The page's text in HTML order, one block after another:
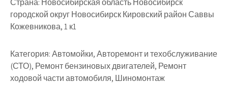
Страна: Новосибирская область Новосибирск
городской округ Новосибирск Кировский район Саввы
Кожевникова, 1 к1
Категория:Автомойки, Авторемонт и техобслуживание
(СТО), Ремонт бензиновых двигателей, Ремонт
ходовой части автомобиля, Шиномонтаж